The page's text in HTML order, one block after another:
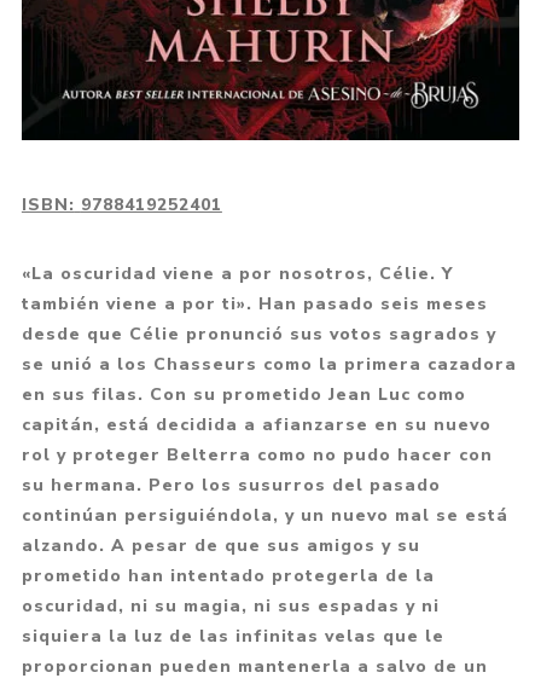
ISBN: 9788419252401
«La oscuridad viene a por nosotros, Célie. Y
también viene a por ti». Han pasado seis meses
desde que Célie pronunció sus votos sagrados y
se unió a los Chasseurs como la primera cazadora
en sus filas. Con su prometido Jean Luc como
capitán, está decidida a afianzarse en su nuevo
rol y proteger Belterra como no pudo hacer con
su hermana. Pero los susurros del pasado
continúan persiguiéndola, y un nuevo mal se está
alzando. A pesar de que sus amigos y su
prometido han intentado protegerla de la
oscuridad, ni su magia, ni sus espadas y ni
siquiera la luz de las infinitas velas que le
proporcionan pueden mantenerla a salvo de un